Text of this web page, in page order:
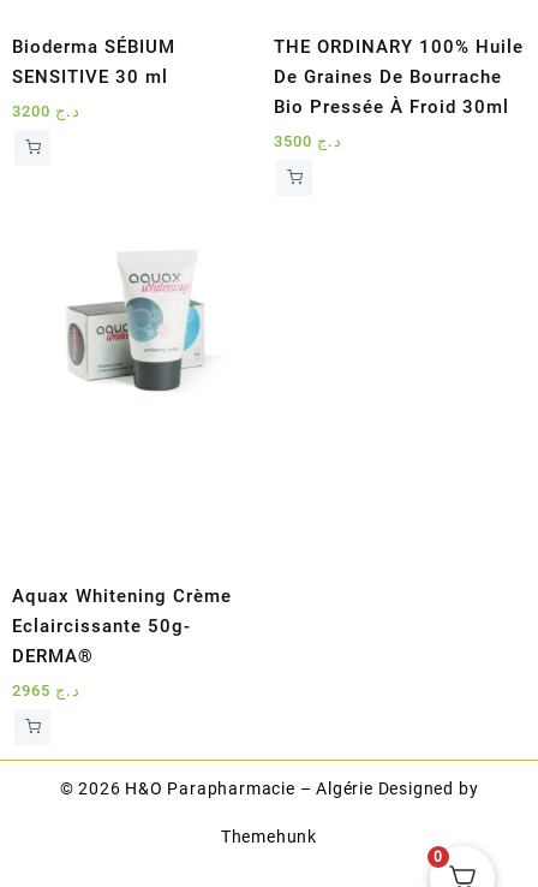
Bioderma SÉBIUM
SENSITIVE 30 ml
د.ج
THE ORDINARY 100% Huile
De Graines De Bourrache
Bio Pressée À Froid 30ml
د.ج
Aquax Whitening Crème
Eclaircissante 50g-
DERMA®
د.ج
© 2026 H&O Parapharmacie – Algérie Designed by
Themehunk
0